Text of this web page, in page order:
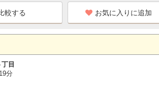
お気に入りに追加
目
分